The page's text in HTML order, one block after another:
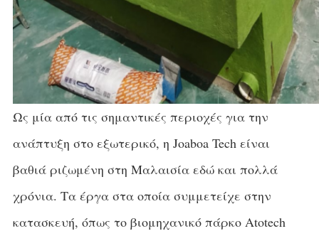
Ως μία από τις σημαντικές περιοχές για την
ανάπτυξη στο εξωτερικό, η Joaboa Tech είναι
βαθιά ριζωμένη στη Μαλαισία εδώ και πολλά
χρόνια. Τα έργα στα οποία συμμετείχε στην
κατασκευή, όπως το βιομηχανικό πάρκο Atotech